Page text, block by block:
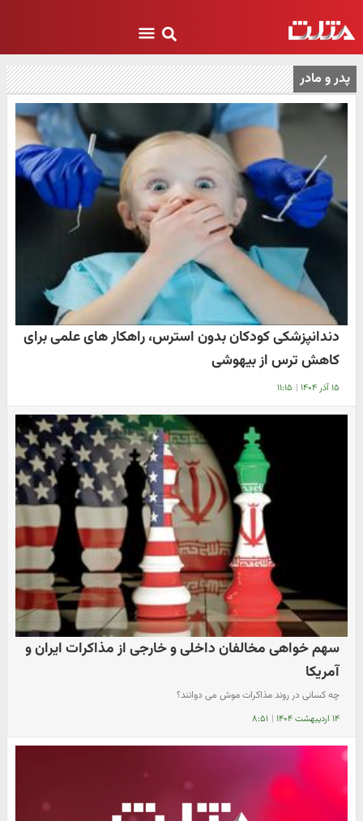
پدر و مادر
دندانپزشکی کودکان بدون استرس، راهکار های علمی برای
کاهش ترس از بیهوشی
۱۵ آذر ۱۴۰۴ | ۱۱:۱۵
سهم خواهی مخالفان داخلی و خارجی از مذاکرات ایران و
آمریکا
چه کسانی در روند مذاکرات موش می دوانند؟
۱۴ اردیبهشت ۱۴۰۴ | ۸:۵۱